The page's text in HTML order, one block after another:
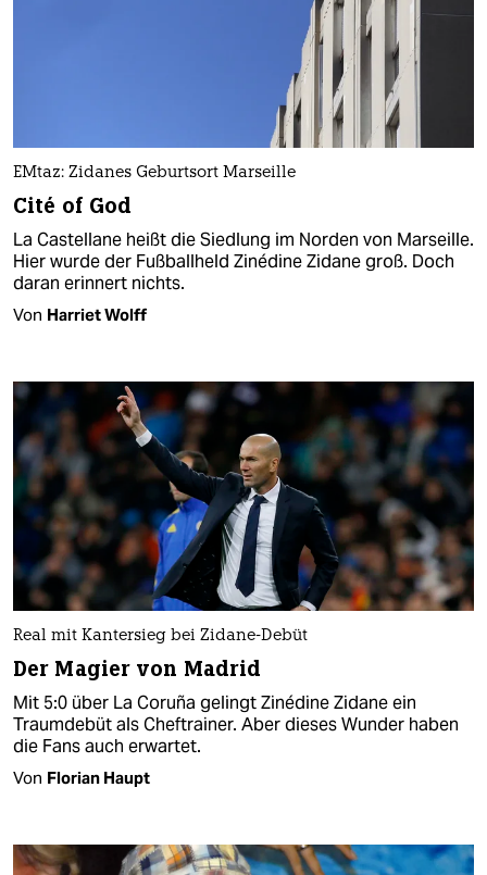
EMtaz: Zidanes Geburtsort Marseille
Cité of God
La Castellane heißt die Siedlung im Norden von Marseille.
Hier wurde der Fußballheld Zinédine Zidane groß. Doch
daran erinnert nichts.
Von Harriet Wolff
Real mit Kantersieg bei Zidane-Debüt
Der Magier von Madrid
Mit 5:0 über La Coruña gelingt Zinédine Zidane ein
Traumdebüt als Cheftrainer. Aber dieses Wunder haben
die Fans auch erwartet.
Von Florian Haupt